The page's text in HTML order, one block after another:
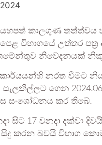
කාලගුණ තත්ත්වය
පෙළ විභාගයේ උත්තර
නිවේදනයක්
නරත වීමට
සැලකිල්ලට ගෙන
සංශෝධනය කර තිබේ.
සිට 17 වනදා දක්වා
කරන බවයි විභාග